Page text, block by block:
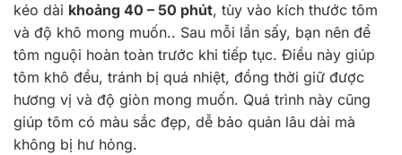
kéo dài khoảng 40 – 50 phút, tùy vào kích thước tôm
và độ khô mong muốn.. Sau mỗi lần sấy, bạn nên để
tôm nguội hoàn toàn trước khi tiếp tục. Điều này giúp
tôm khô đều, tránh bị quá nhiệt, đồng thời giữ được
hương vị và độ giòn mong muốn. Quá trình này cũng
giúp tôm có màu sắc đẹp, dễ bảo quản lâu dài mà
không bị hư hỏng.